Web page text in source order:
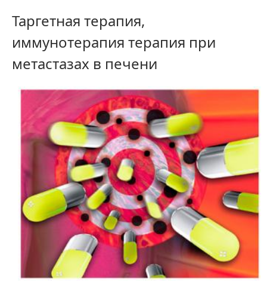
Таргетная терапия,
иммунотерапия терапия при
метастазах в печени